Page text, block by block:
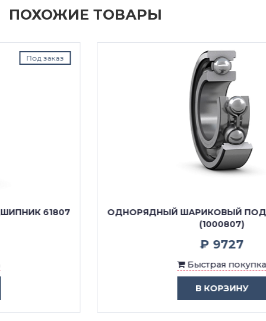
ПОХОЖИЕ ТОВАРЫ
В наличии
ОДНОРЯДНЫЙ ШАРИКОВЫЙ ПОДШИПНИК 61807
Быстрая покупка